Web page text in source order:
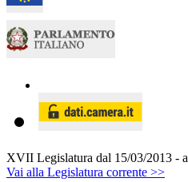
XVII Legislatura dal 15/03/2013 -
Vai alla Legislatura corrente >>